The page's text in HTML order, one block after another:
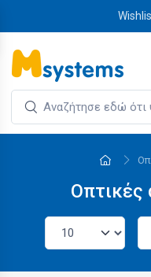
Οπτικές